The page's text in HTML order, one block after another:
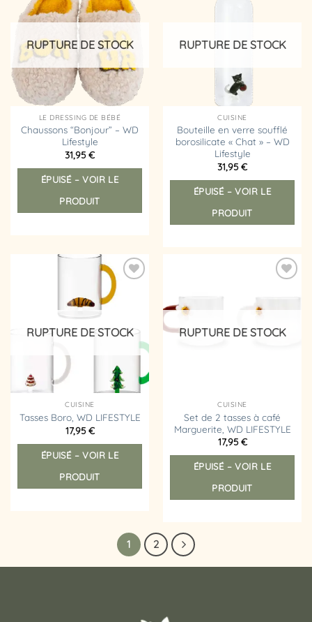
à la
liste
d’envies
RUPTURE DE STOCK
LE DRESSING DE BÉBÉ
Chaussons “Bonjour” – WD
Lifestyle
31,95€
ÉPUISÉ – VOIR LE
PRODUIT
RUPTURE DE STOCK
CUISINE
Bouteille en verre soufflé
borosilicate « Chat » – WD
Lifestyle
31,95€
ÉPUISÉ – VOIR LE
PRODUIT
Ajouter
RUPTURE DE STOCK
CUISINE
Tasses Boro, WD LIFESTYLE
17,95€
ÉPUISÉ – VOIR LE
PRODUIT
Ce
produit
variations.
peuvent
être
page
RUPTURE DE STOCK
CUISINE
Set de 2 tasses à café
Marguerite, WD LIFESTYLE
17,95€
ÉPUISÉ – VOIR LE
PRODUIT
1 2